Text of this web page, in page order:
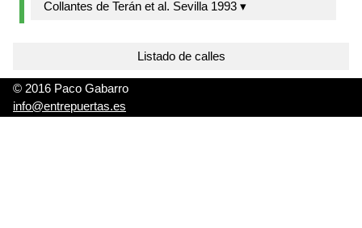
Collantes de Terán et al. Sevilla 1993 ▾
Listado de calles
© 2016 Paco Gabarro
info@entrepuertas.es